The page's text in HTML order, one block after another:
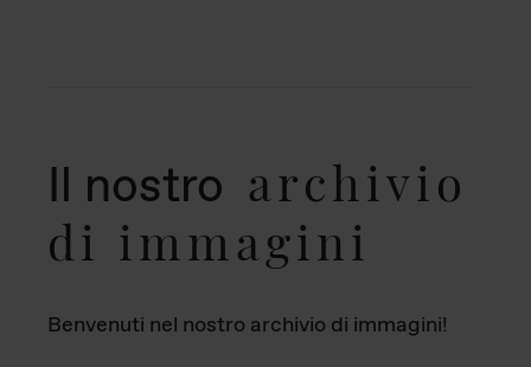
Il nostro archivio
di immagini
Benvenuti nel nostro archivio di immagini!